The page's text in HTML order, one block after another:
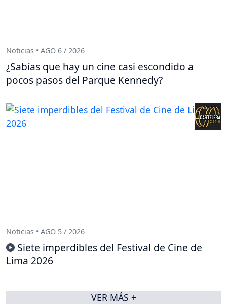
Noticias • AGO 6 / 2026
¿Sabías que hay un cine casi escondido a
pocos pasos del Parque Kennedy?
Noticias • AGO 5 / 2026
Siete imperdibles del Festival de Cine de
Lima 2026
VER MÁS +